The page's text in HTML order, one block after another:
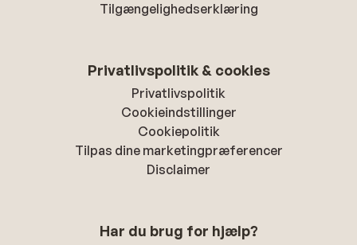
Tilgængelighedserklæring
Privatlivspolitik & cookies
Privatlivspolitik
Cookieindstillinger
Cookiepolitik
Tilpas dine marketingpræferencer
Disclaimer
Har du brug for hjælp?